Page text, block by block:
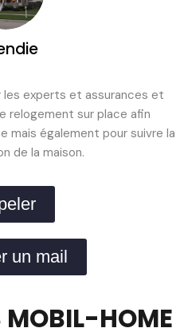
les experts et assurances et
relogement sur place afin
mais également pour suivre la
de la maison.
un mail
MOBIL-HOME